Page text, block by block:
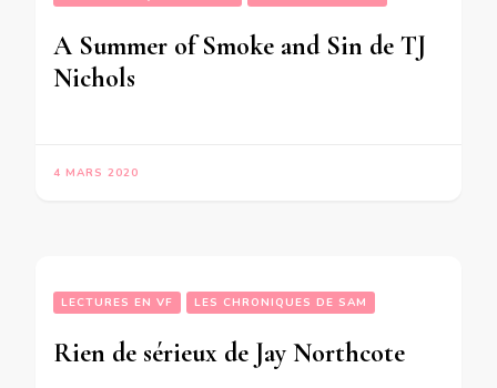
A Summer of Smoke and Sin de TJ
Nichols
4 MARS 2020
LECTURES EN VF LES CHRONIQUES DE SAM
Rien de sérieux de Jay Northcote